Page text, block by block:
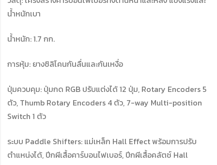
น้ำหนักเบา
น้ำหนัก: 1.7 กก.
การหุ้ม: ยางซิลิโคนกันลื่นและกันเหงื่อ
ปุ่มควบคุม: ปุ่มกด RGB ปรับแต่งได้ 12 ปุ่ม, Rotary Encoders 5
ตัว, Thumb Rotary Encoders 4 ตัว, 7-way Multi-position
Switch 1 ตัว
ระบบ Paddle Shifters: แม่เหล็ก Hall Effect พร้อมการปรับ
ตำแหน่งได้, ปีกผีเสื้อคาร์บอนไฟเบอร์, ปีกผีเสื้อคลัตช์ Hall